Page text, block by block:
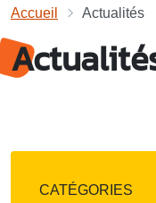
Accueil Actualités
CATÉGORIES